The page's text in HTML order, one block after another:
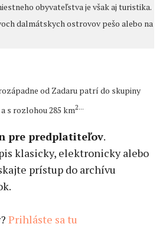
obyvateľstva je však aj turistika.
dalmátskych ostrovov pešo alebo na
od Zadaru patrí do skupiny
s rozlohou 285 km2...
pre predplatiteľov.
klasicky, elektronicky alebo
prístup do archívu
Prihláste sa tu